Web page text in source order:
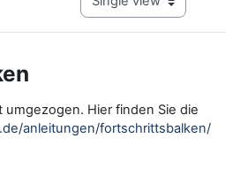
View mode tertiary
Hier finden Sie die
anleitungen/fortschrittsbalken/